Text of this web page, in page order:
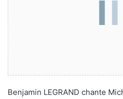
Benjamin LEGRAND chante